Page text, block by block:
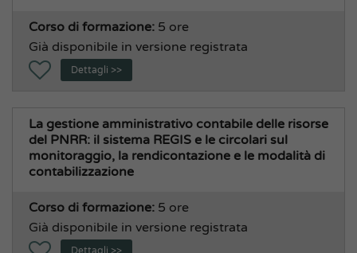
Corso di formazione: 5 ore
Già disponibile in versione registrata
Dettagli >>
La gestione amministrativo contabile delle risorse
del PNRR: il sistema REGIS e le circolari sul
monitoraggio, la rendicontazione e le modalità di
contabilizzazione
Corso di formazione: 5 ore
Già disponibile in versione registrata
Dettagli >>